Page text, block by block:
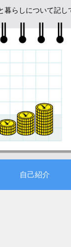
らしについて記し
自己紹介